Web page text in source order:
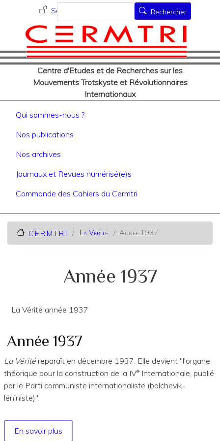
au
contenu
principal
Menu du compte de
Se connecter
Centre d'Etudes et de Recherches sur les
Mouvements Trotskyste et Révolutionnaires
Internationaux
Rechercher Rechercher
Navigation principale
Qui sommes-nous ?
Nos publications
Nos archives
Journaux et Revues numérisé(e)s
Commande des Cahiers du Cermtri
C.E.R.M.T.R.I La Vérité Année 1937
Année 1937
La Vérité année 1937
Année 1937
La Véritéreparaît en décembre 1937. Elle devient "l'organe
théorique pour la construction de la IVe Internationale, publié
par le Parti communiste internationaliste (bolchevik-
léniniste)".
En savoir plus